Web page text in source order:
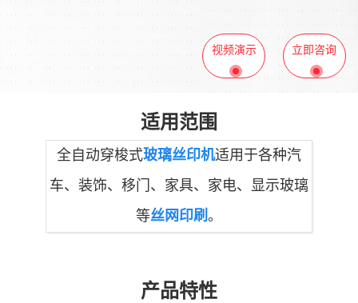
视频演示 立即咨询
适用范围
全自动穿梭式玻璃丝印机适用于各种汽
车、装饰、移门、家具、家电、显示玻璃
等丝网印刷。
产品特性